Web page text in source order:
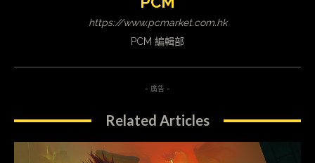
https://www.pcmarket.com.hk
PCM 編輯部
- 廣告 -
Related Articles